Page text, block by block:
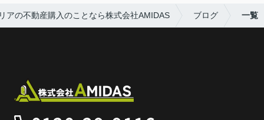
アの不動産購入のことなら株式会社AMIDAS ブログ 一覧